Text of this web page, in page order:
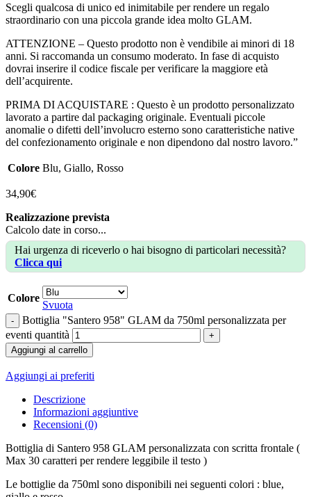
Scegli qualcosa di unico ed inimitabile per rendere un regalo
straordinario con una piccola grande idea molto GLAM.
ATTENZIONE – Questo prodotto non è vendibile ai minori di 18
anni. Si raccomanda un consumo moderato. In fase di acquisto
dovrai inserire il codice fiscale per verificare la maggiore età
dell’acquirente.
PRIMA DI ACQUISTARE : Questo è un prodotto personalizzato
lavorato a partire dal packaging originale. Eventuali piccole
anomalie o difetti dell’involucro esterno sono caratteristiche native
del confezionamento originale e non dipendono dal nostro lavoro.”
Colore Blu, Giallo, Rosso
34,90€
Realizzazione prevista
Calcolo date in corso...
Hai urgenza di riceverlo o hai bisogno di particolari necessità?
Clicca qui
Colore
Svuota
Bottiglia "Santero 958" GLAM da 750ml personalizzata per
eventi quantità
Aggiungi al carrello
Aggiungi ai preferiti
Descrizione
Informazioni aggiuntive
Recensioni (0)
Bottiglia di Santero 958 GLAM personalizzata con scritta frontale (
Max 30 caratteri per rendere leggibile il testo )
Le bottiglie da 750ml sono disponibili nei seguenti colori : blue,